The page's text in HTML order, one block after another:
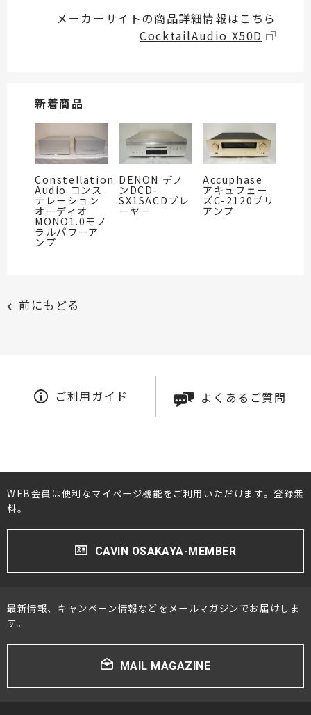
メーカーサイトの商品詳細情報はこちら
CocktailAudio X50D
新着商品
Constellation
Audio コンス
テレーション
オーディオ
MONO1.0モノ
ラルパワーア
ンプ
DENON デノ
ンDCD-
SX1SACDプレ
ーヤー
Accuphase
アキュフェー
ズC-2120プリ
アンプ
前にもどる
ご利用ガイド よくあるご質問
WEB会員は便利なマイページ機能をご利用いただけます。登録無
料。
CAVIN OSAKAYA-MEMBER
最新情報、キャンペーン情報などをメールマガジンでお届けしま
す。
MAIL MAGAZINE